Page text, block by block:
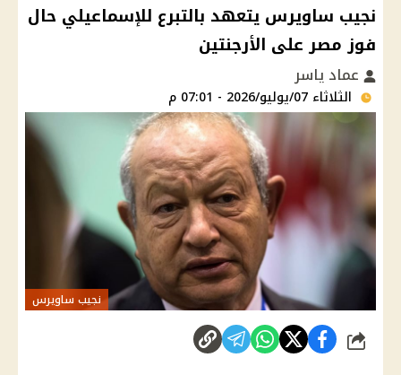
نجيب ساويرس يتعهد بالتبرع للإسماعيلي حال
فوز مصر على الأرجنتين
عماد ياسر
الثلاثاء 07/يوليو/2026 - 07:01 م
نجيب ساويرس
شارك